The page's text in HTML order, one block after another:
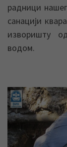
радници
санацији
изворишту
водом.